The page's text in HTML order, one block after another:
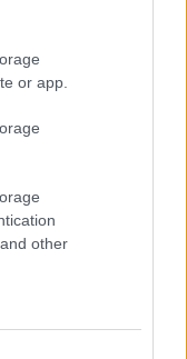
or app.
other